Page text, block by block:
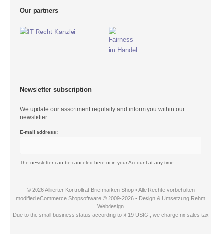
Our partners
Newsletter subscription
We update our assortment regularly and inform you within our
newsletter.
E-mail address:
The newsletter can be canceled here or in your Account at any time.
© 2026 Alliierter Kontrollrat Briefmarken Shop • Alle Rechte vorbehalten
modified eCommerce Shopsoftware © 2009-2026 • Design & Umsetzung Rehm
Webdesign
Due to the small business status according to § 19 UStG., we charge no sales tax